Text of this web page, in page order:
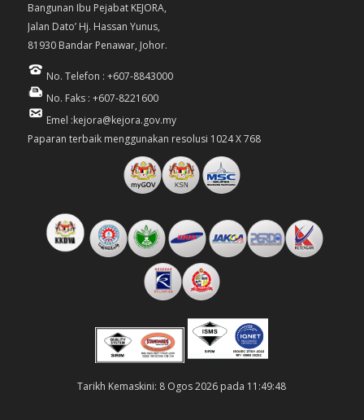
Bangunan Ibu Pejabat KEJORA,
Jalan Dato’ Hj. Hassan Yunus,
81930 Bandar Penawar, Johor.
No. Telefon : +607-8843000
No. Faks : +607-8221600
Emel :kejora@kejora.gov.my
Paparan terbaik menggunakan resolusi 1024 X 768
Tarikh Kemaskini: 8 Ogos 2026 pada 11:49:48